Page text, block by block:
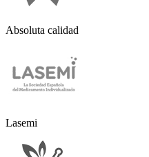
Absoluta calidad
Lasemi